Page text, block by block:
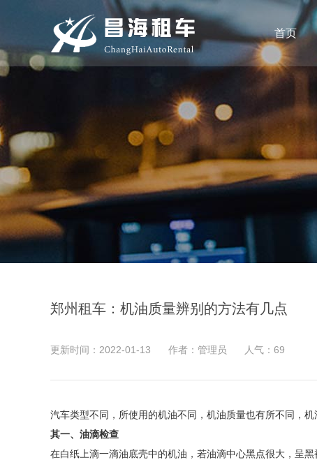
首页
郑州租车：机油质量辨别的方法有几点
更新时间：2022-01-13 作者：管理员 人气： 69
汽车类型不同，所使用的机油不同，机油质量也有所不同，
其一、油滴检查
在白纸上滴一滴油底壳中的机油，若油滴中心黑点很大，呈